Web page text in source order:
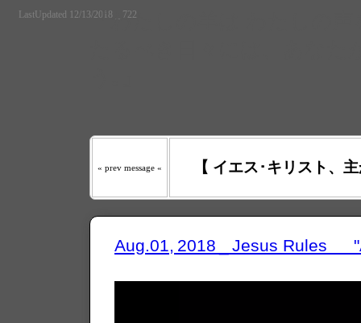
LastUpdated 12/13/2018 _ 722『わたしの羊は わたしの
« prev message « 【 イエス･キリスト、
Aug.01, 2018 _ Jesus Rules